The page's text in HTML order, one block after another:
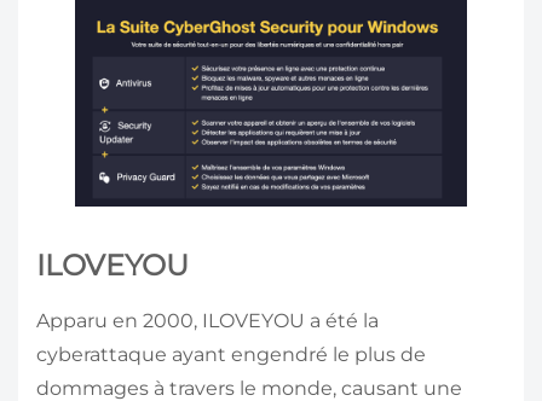
ILOVEYOU
Apparu en 2000, ILOVEYOU a été la
cyberattaque ayant engendré le plus de
dommages à travers le monde, causant une